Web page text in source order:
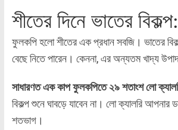
শীতের দিনে ভাতের বিকল্প:
ফুলকপি হলো শীতের এক প্রধান সবজি। ভাতের
বেছে নিতে পারেন। কেননা, এর অন্যতম খাদ্য
সাধারণত এক কাপ ফুলকপিতে ২৯ শতাংশ লো
বিকল্প শুনে ঘাবড়ে যাবেন না। লো ক্যালরি আপনার
শতভাগ।